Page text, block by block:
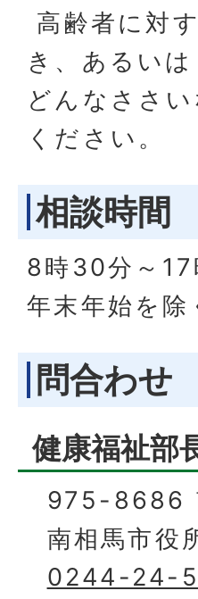
高齢者に対
き、あるい
どんなささ
ください。
相談時間
8時30分～17
年末年始を除
問合わせ
健康福祉部
975-8686
南相馬市役
0244-24-